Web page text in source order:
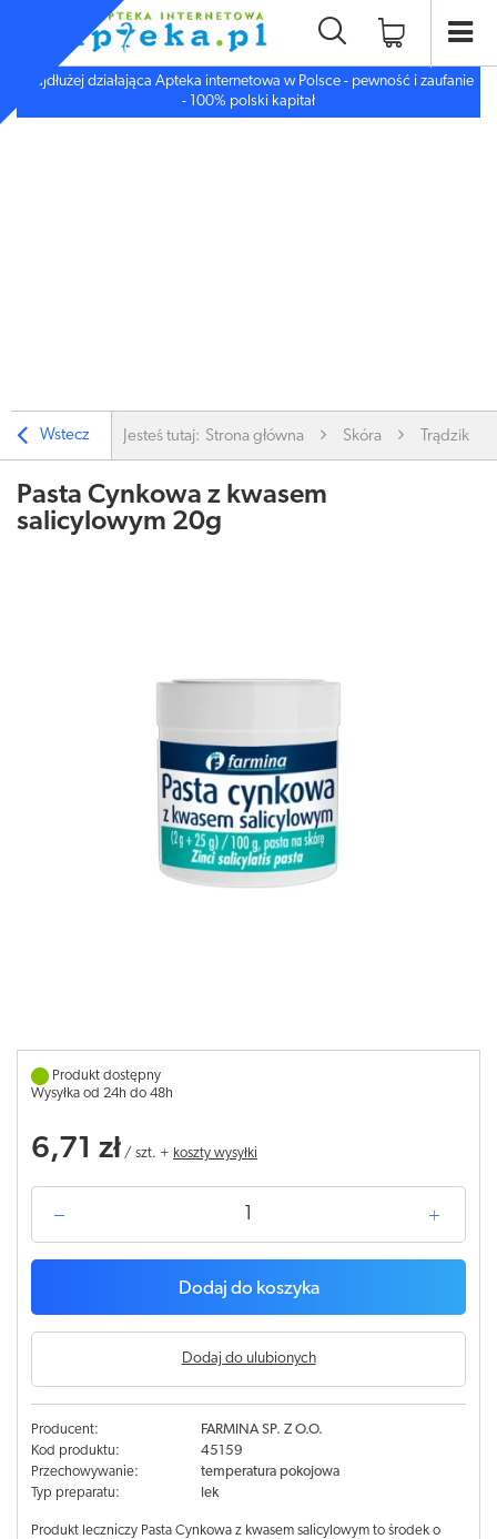
Najdłużej działająca Apteka internetowa w Polsce - pewność i zaufanie
- 100% polski kapitał
Wstecz Jesteś tutaj: Strona główna Skóra Trądzik,
Pasta Cynkowa z kwasem
salicylowym 20g
Produkt dostępny
Wysyłka od 24h do 48h
6,71 zł / szt. + koszty wysyłki
Dodaj do koszyka
Dodaj do ulubionych
Producent:
FARMINA SP. Z O.O.
Kod produktu:
45159
Przechowywanie:
temperatura pokojowa
Typ preparatu:
lek
Produkt leczniczy Pasta Cynkowa z kwasem salicylowym to środek o